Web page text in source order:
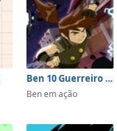
Ben 10 Guerreiro Samurai
Ben em ação